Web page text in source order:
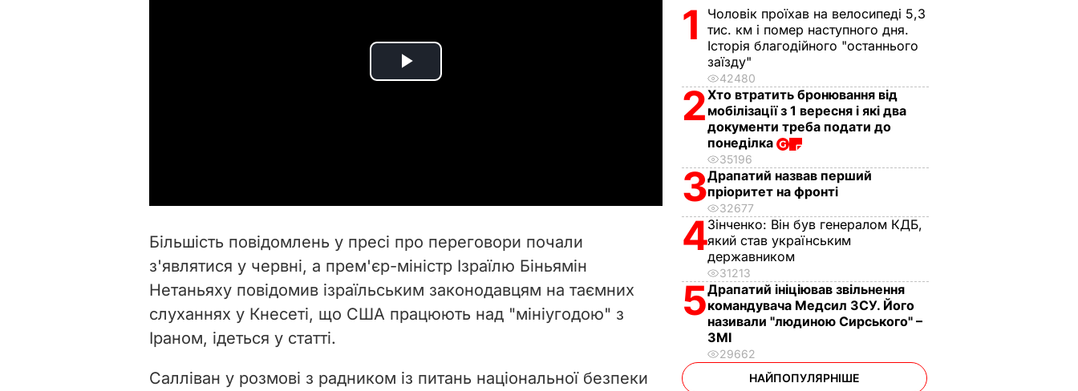
P
i
d
o
Більшість повідомлень у пресі про переговори почали
з'являтися у червні, а прем'єр-міністр Ізраїлю Біньямін
Нетаньяху повідомив ізраїльським законодавцям на таємних
слуханнях у Кнесеті, що США працюють над "мініугодою" з
Іраном, ідеться у статті.
Салліван у розмові з радником із питань національної безпеки
1
Чоловік проїхав на велосипеді 5,3
тис. км і помер наступного дня.
Історія благодійного "останнього
заїзду"
42480
2Хто втратить бронювання від
мобілізації з 1 вересня і які два
документи треба подати до
понеділка
35196
3Драпатий назвав перший
пріоритет на фронті
32677
4Зінченко: Він був генералом КДБ,
який став українським
державником
31213
5Драпатий ініціював звільнення
командувача Медсил ЗСУ. Його
називали "людиною Сирського" –
ЗМІ
29662
НАЙПОПУЛЯРНІШЕ